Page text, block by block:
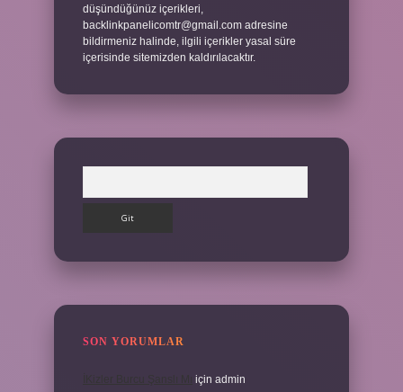
düşündüğünüz içerikleri,
backlinkpanelicomtr@gmail.com adresine
bildirmeniz halinde, ilgili içerikler yasal süre
içerisinde sitemizden kaldırılacaktır.
SON YORUMLAR
için admin